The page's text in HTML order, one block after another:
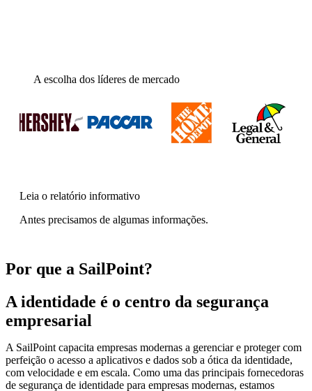
A escolha dos líderes de mercado
Leia o relatório informativo
Antes precisamos de algumas informações.
Por que a SailPoint?
A identidade é o centro da segurança
empresarial
A SailPoint capacita empresas modernas a gerenciar e proteger com
perfeição o acesso a aplicativos e dados sob a ótica da identidade,
com velocidade e em escala. Como uma das principais fornecedoras
de segurança de identidade para empresas modernas, estamos